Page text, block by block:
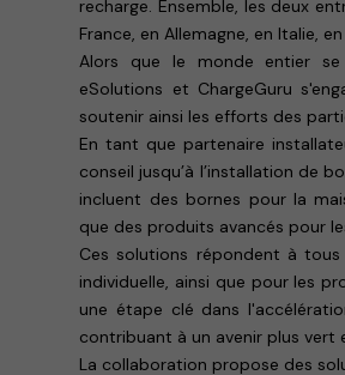
recharge. Ensemble, les deux
France, en Allemagne, en Italie,
Alors que le monde entier
eSolutions et ChargeGuru
soutenir ainsi les efforts des
En tant que partenaire
conseil jusqu’à l’installation de
incluent des bornes pour la
que des produits avancés pour
Ces solutions répondent à tous
individuelle, ainsi que pour les
une étape clé dans
contribuant à un avenir plus vert
La collaboration propose des